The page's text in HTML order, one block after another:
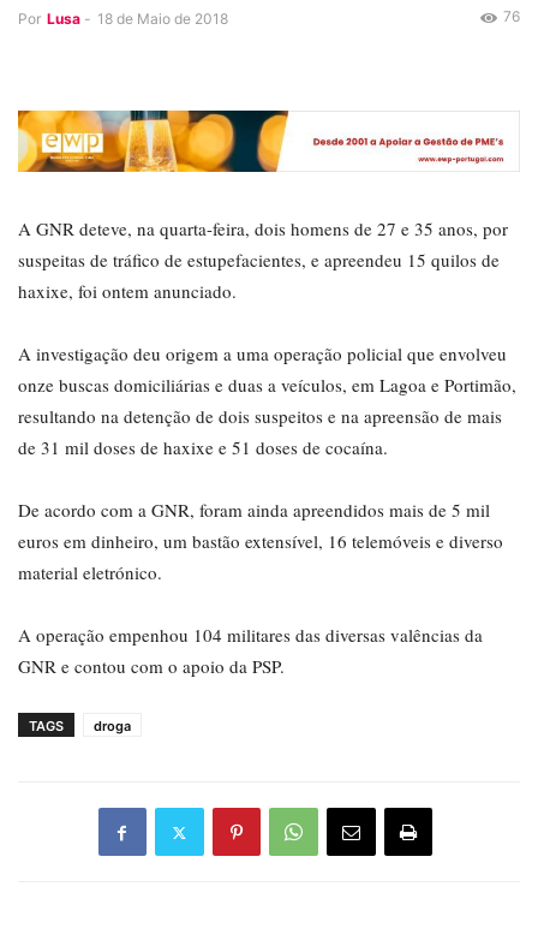
Por Lusa - 18 de Maio de 2018 76
A GNR deteve, na quarta-feira, dois homens de 27 e 35 anos, por
suspeitas de tráfico de estupefacientes, e apreendeu 15 quilos de
haxixe, foi ontem anunciado.
A investigação deu origem a uma operação policial que envolveu
onze buscas domiciliárias e duas a veículos, em Lagoa e Portimão,
resultando na detenção de dois suspeitos e na apreensão de mais
de 31 mil doses de haxixe e 51 doses de cocaína.
De acordo com a GNR, foram ainda apreendidos mais de 5 mil
euros em dinheiro, um bastão extensível, 16 telemóveis e diverso
material eletrónico.
A operação empenhou 104 militares das diversas valências da
GNR e contou com o apoio da PSP.
TAGS droga